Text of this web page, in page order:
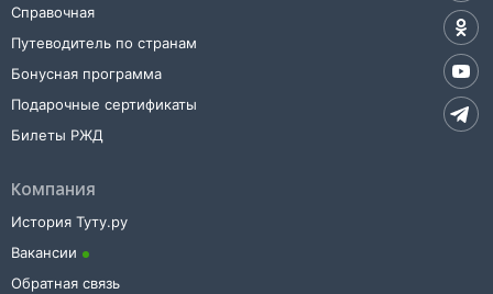
Справочная
Путеводитель по странам
Бонусная программа
Подарочные сертификаты
Билеты РЖД
Компания
История Туту.ру
Вакансии
Обратная связь